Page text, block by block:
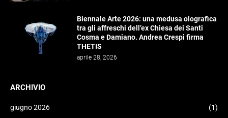
Biennale Arte 2026: una medusa olografica
tra gli affreschi dell’ex Chiesa dei Santi
Cosma e Damiano. Andrea Crespi firma
THETIS
aprile 28, 2026
ARCHIVIO
giugno 2026 (1)